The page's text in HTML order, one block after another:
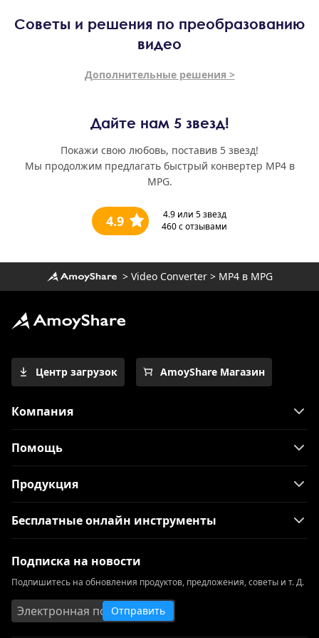
Советы и решения по преобразованию
видео
Дополнительные решения >
Дайте нам 5 звезд!
Покажи свою любовь, поставив 5 звезд!
Мы продолжим предлагать быстрый конвертер MP4 в
MPG.
4.9 4.9 или 5 звезд
460с отзывами
> Video Converter> MP4 в MPG
Центр загрузок AmoyShare Магазин
Компания
Помощь
Продукция
Бесплатные онлайн инструменты
Подписка на новости
Подпишитесь на обновления продуктов, предложения, советы и т. Д.
Отправить